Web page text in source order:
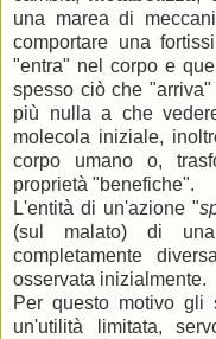
una marea di
comportare una
"entra" nel corpo e
spesso ciò che
più nulla a che
molecola iniziale,
corpo umano o,
proprietà "benefiche".
L'entità di un'azione "
(sul malato) di
completamente
osservata inizialmente.
Per questo motivo gli
un'utilità limitata,